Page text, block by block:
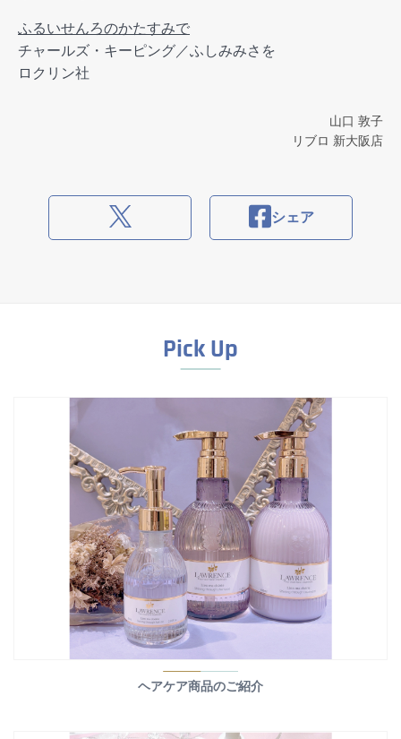
ふるいせんろのかたすみで
チャールズ・キーピング／ふしみみさを
ロクリン社
山口 敦子
リブロ 新大阪店
シェア
Pick Up
ヘアケア商品のご紹介